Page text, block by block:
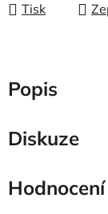
Tisk
Popis
Diskuze
Hodnocení